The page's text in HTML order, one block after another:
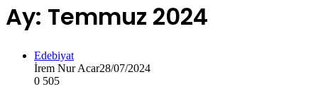
Ay: Temmuz 2024
Edebiyat
İrem Nur Acar28/07/2024
0 505